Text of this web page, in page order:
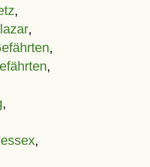
,
,
,
,
,
,